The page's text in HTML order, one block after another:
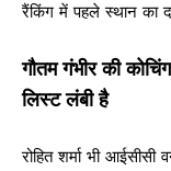
रैंकिंग में पहले स्थान का
गौतम गंभीर की
लिस्ट लंबी है
रोहित शर्मा भी